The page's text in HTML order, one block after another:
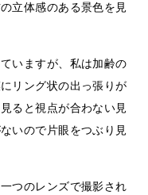
立体感のある景色を見
いますが、私は加齢の
リング状の出っ張りが
ると視点が合わない見
いので片眼をつぶり見
つのレンズで撮影され